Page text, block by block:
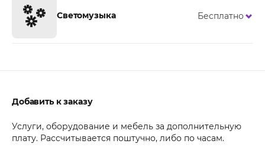
Светомузыка Бесплатно
Добавить к заказу
Услуги, оборудование и мебель за дополнительную
плату. Рассчитывается поштучно, либо по часам.